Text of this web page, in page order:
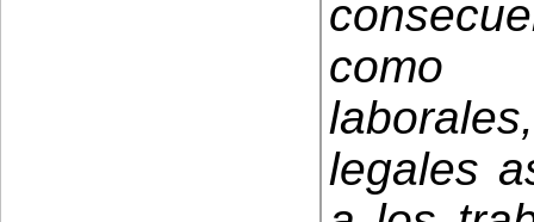
como
legales